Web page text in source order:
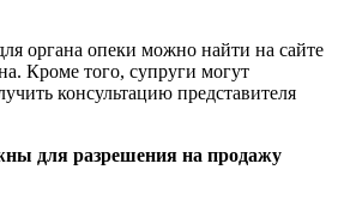
органа опеки можно найти на сайте
Кроме того, супруги могут
консультацию представителя
для разрешения на продажу